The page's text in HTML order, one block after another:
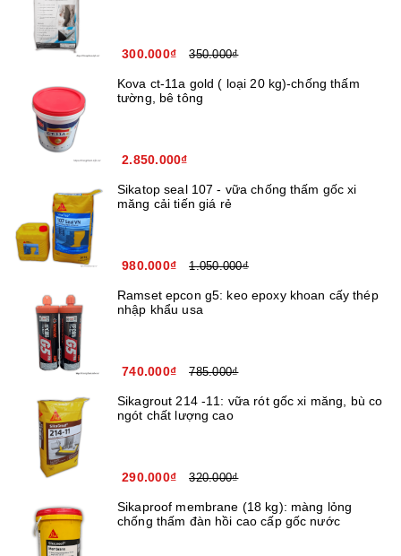
300.000₫ 350.000₫
Kova ct-11a gold ( loại 20 kg)-chống thấm
tường, bê tông
2.850.000₫
Sikatop seal 107 - vữa chống thấm gốc xi
măng cải tiến giá rẻ
980.000₫ 1.050.000₫
Ramset epcon g5: keo epoxy khoan cấy thép
nhập khẩu usa
740.000₫ 785.000₫
Sikagrout 214 -11: vữa rót gốc xi măng, bù co
ngót chất lượng cao
290.000₫ 320.000₫
Sikaproof membrane (18 kg): màng lỏng
chống thấm đàn hồi cao cấp gốc nước